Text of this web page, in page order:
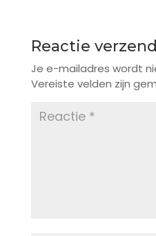
Reactie
Je e-mailadres wordt
Vereiste velden zijn